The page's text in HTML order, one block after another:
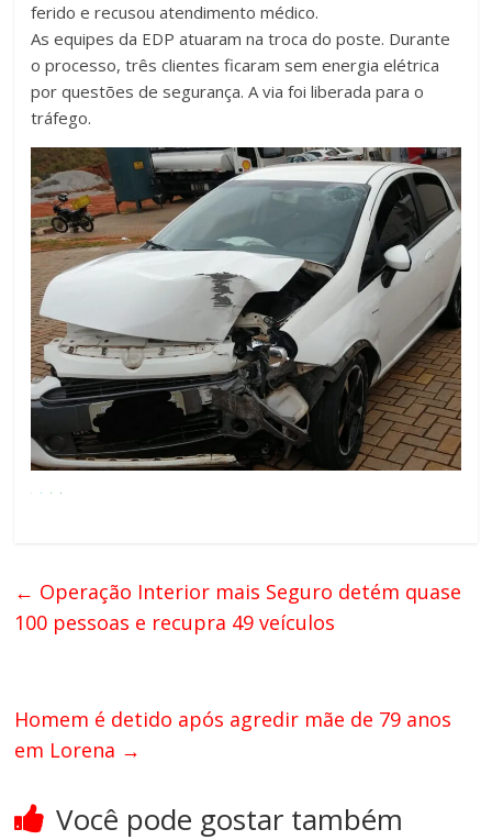
ferido e recusou atendimento médico.
As equipes da EDP atuaram na troca do poste. Durante
o processo, três clientes ficaram sem energia elétrica
por questões de segurança. A via foi liberada para o
tráfego.
← Operação Interior mais Seguro detém quase
100 pessoas e recupra 49 veículos
Homem é detido após agredir mãe de 79 anos
em Lorena →
Você pode gostar também